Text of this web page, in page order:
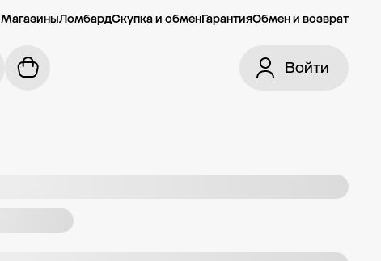
МагазиныЛомбардСкупка и обменГарантияОбмен и возврат
Войти